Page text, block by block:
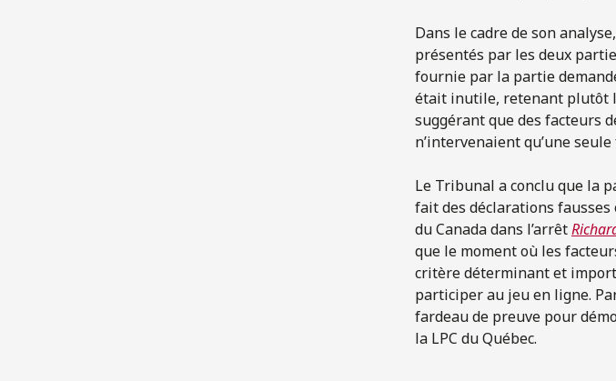
Dans le cadre de son
présentés par les deux
fournie par la partie
était inutile, retenant plutôt
suggérant que des facteurs
n’intervenaient qu’une
Le Tribunal a conclu que la
fait des déclarations
du Canada dans l’arrêt
que le moment où les
critère déterminant et
participer au jeu en ligne.
fardeau de preuve pour
la LPC du Québec.